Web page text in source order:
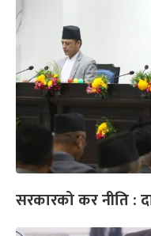
सरकारको कर नीति :